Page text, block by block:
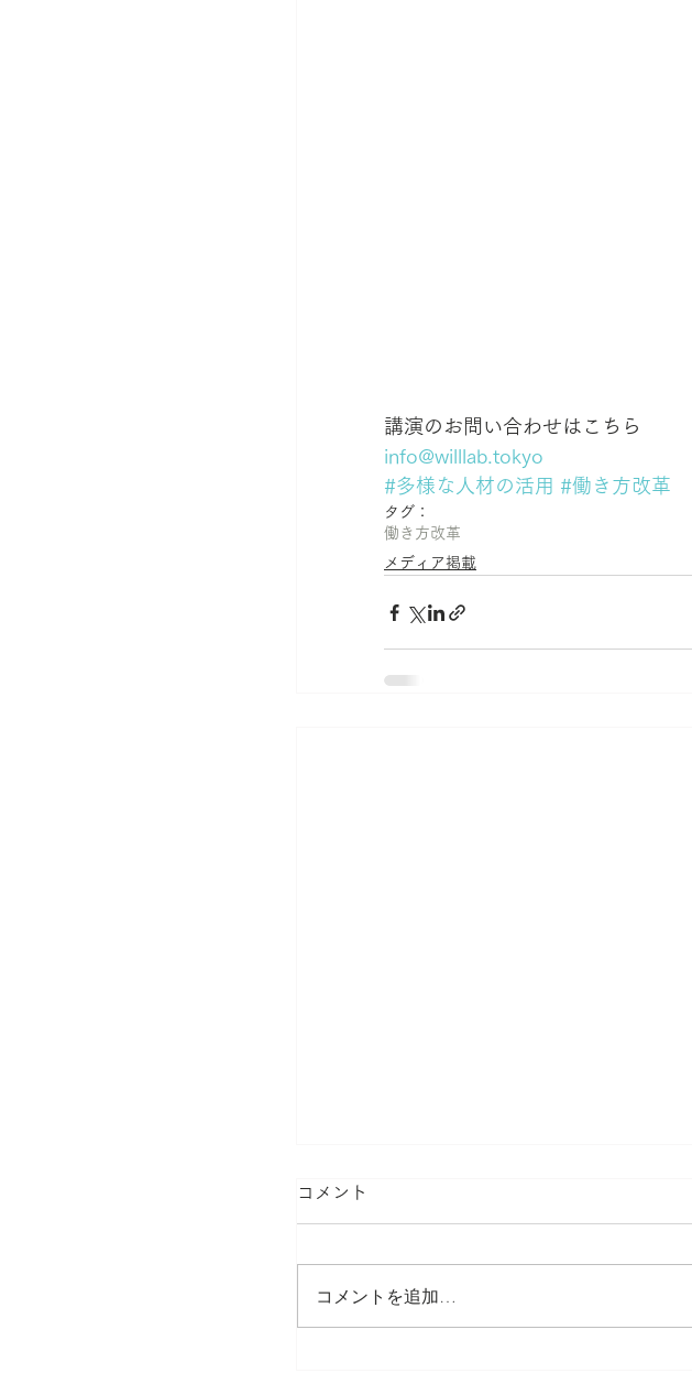
講演のお問い合わせはこちら
info@willlab.tokyo
#多様な人材の活用 #働き方改革
タグ：
働き方改革
メディア掲載
コメント
コメントを追加…